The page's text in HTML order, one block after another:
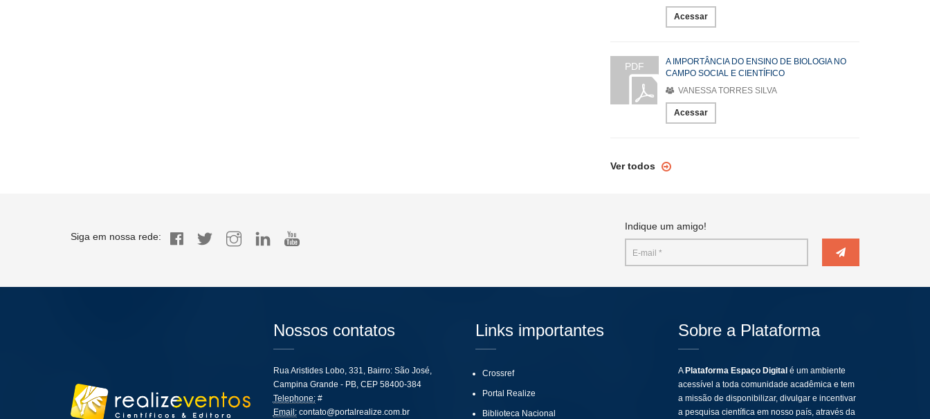
Acessar
PDF
A IMPORTÂNCIA DO ENSINO DE BIOLOGIA NO
CAMPO SOCIAL E CIENTÍFICO
VANESSA TORRES SILVA
Acessar
Ver todos
Siga em nossa rede:
Indique um amigo!
Nossos contatos
Rua Aristides Lobo, 331, Bairro: São José,
Campina Grande - PB, CEP 58400-384
Telephone:#
Email: contato@portalrealize.com.br
Links importantes
Crossref
Portal Realize
Biblioteca Nacional
Sobre a Plataforma
A Plataforma Espaço Digital é um ambiente
acessível a toda comunidade acadêmica e tem
a missão de disponibilizar, divulgar e incentivar
a pesquisa científica em nosso país, através da